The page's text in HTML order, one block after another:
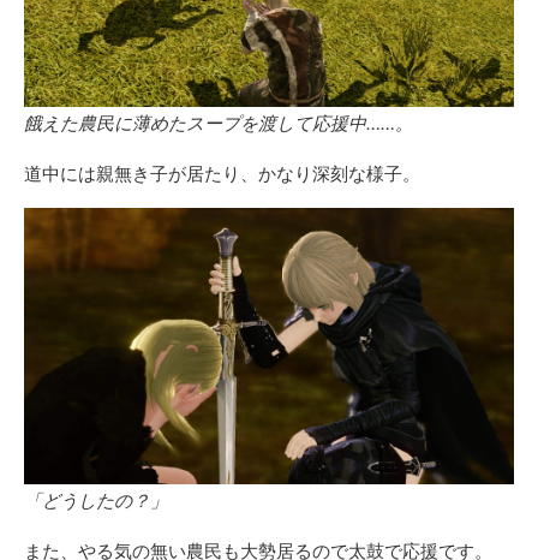
餓えた農民に薄めたスープを渡して応援中……。
道中には親無き子が居たり、かなり深刻な様子。
「どうしたの？」
また、やる気の無い農民も大勢居るので太鼓で応援です。